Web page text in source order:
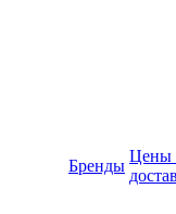
Бренды
Цены